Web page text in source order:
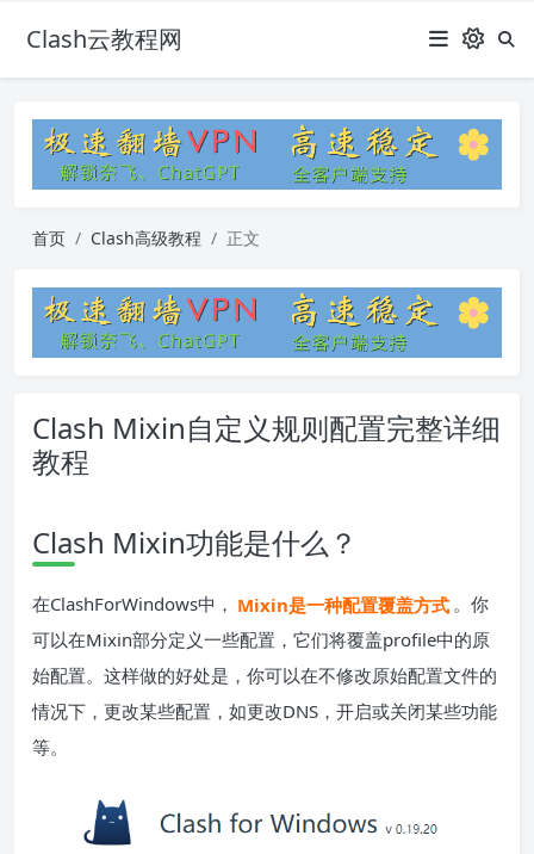
Clash云教程网
首页 Clash高级教程 正文
Clash Mixin自定义规则配置完整详细
教程
Clash Mixin功能是什么？
在ClashForWindows中， Mixin是一种配置覆盖方式 。你
可以在Mixin部分定义一些配置，它们将覆盖profile中的原
始配置。这样做的好处是，你可以在不修改原始配置文件的
情况下，更改某些配置，如更改DNS，开启或关闭某些功能
等。